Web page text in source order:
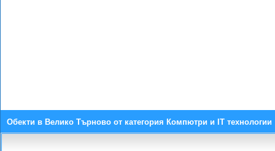
Обекти в Велико Търново от категория Компютри и IT технологии